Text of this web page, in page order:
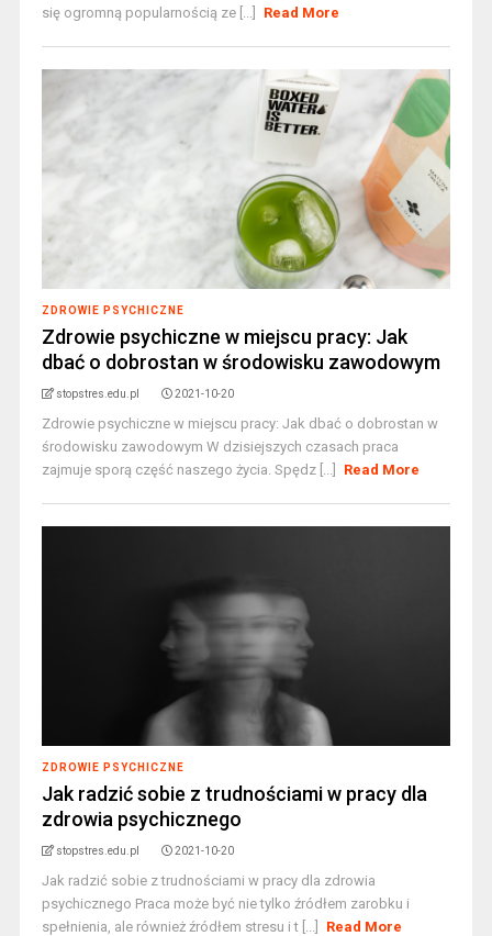
się ogromną popularnością ze [...] Read More
ZDROWIE PSYCHICZNE
Zdrowie psychiczne w miejscu pracy: Jak
dbać o dobrostan w środowisku zawodowym
stopstres.edu.pl 2021-10-20
Zdrowie psychiczne w miejscu pracy: Jak dbać o dobrostan w
środowisku zawodowym W dzisiejszych czasach praca
zajmuje sporą część naszego życia. Spędz [...]
Read More
ZDROWIE PSYCHICZNE
Jak radzić sobie z trudnościami w pracy dla
zdrowia psychicznego
stopstres.edu.pl 2021-10-20
Jak radzić sobie z trudnościami w pracy dla zdrowia
psychicznego Praca może być nie tylko źródłem zarobku i
spełnienia, ale również źródłem stresu i t [...]
Read More